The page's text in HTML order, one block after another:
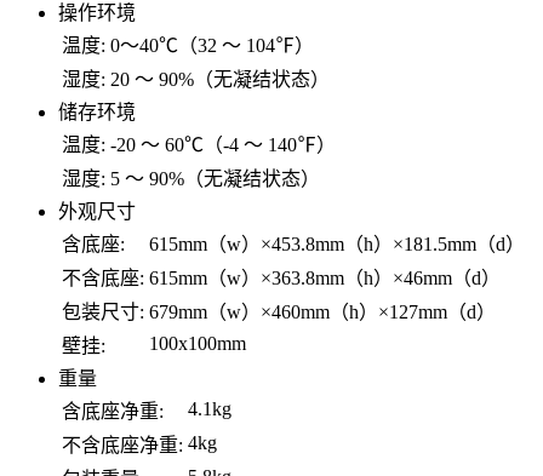
操作环境
温度: 0～40℃（32 ～ 104℉）
湿度: 20 ～ 90%（无凝结状态）
储存环境
温度: -20 ～ 60℃（-4 ～ 140℉）
湿度: 5 ～ 90%（无凝结状态）
外观尺寸
含底座:
615mm（w）×453.8mm（h）×181.5mm（d）
不含底座: 615mm（w）×363.8mm（h）×46mm（d）
包装尺寸: 679mm（w）×460mm（h）×127mm（d）
壁挂:
100x100mm
重量
含底座净重:
4.1kg
不含底座净重: 4kg